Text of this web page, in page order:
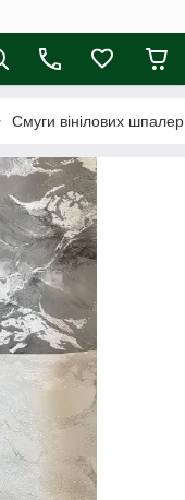
Смуги вінілових шпалер